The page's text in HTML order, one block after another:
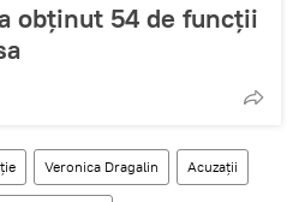
obținut 54 de funcții
Veronica Dragalin Acuzații